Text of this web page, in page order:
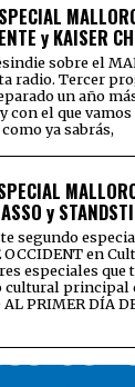
y KAISER
sobre el
radio. Tercer
un año
el que vamos
ya sabrás,
y
segundo
en
especiales que
principal
PRIMER DÍA